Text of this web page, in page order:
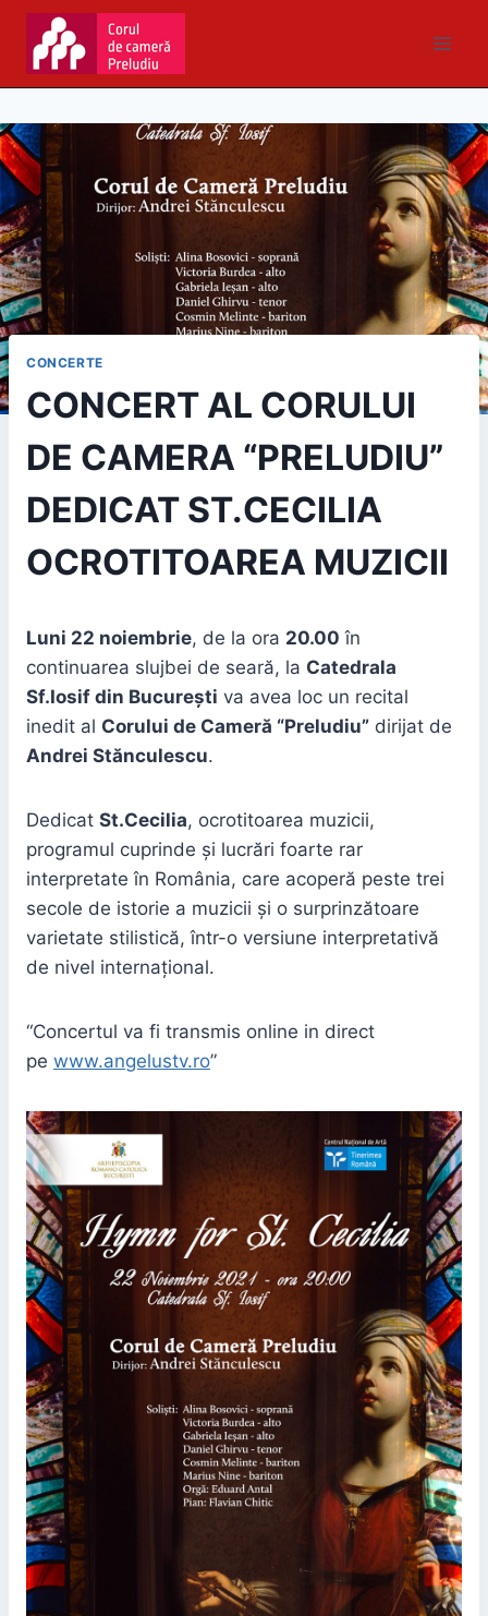
CONCERTE
CONCERT AL CORULUI
DE CAMERA “PRELUDIU”
DEDICAT ST.CECILIA
OCROTITOAREA MUZICII
Luni 22 noiembrie, de la ora 20.00 în
continuarea slujbei de seară, la Catedrala
Sf.Iosif din București va avea loc un recital
inedit al Corului de Cameră “Preludiu” dirijat de
Andrei Stănculescu.
Dedicat St.Cecilia, ocrotitoarea muzicii,
programul cuprinde și lucrări foarte rar
interpretate în România, care acoperă peste trei
secole de istorie a muzicii și o surprinzătoare
varietate stilistică, într-o versiune interpretativă
de nivel internațional.
“Concertul va fi transmis online in direct
pe www.angelustv.ro”